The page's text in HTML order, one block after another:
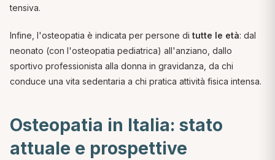
tensiva.
Infine, l'osteopatia è indicata per persone di tutte le età: dal
neonato (con l'osteopatia pediatrica) all'anziano, dallo
sportivo professionista alla donna in gravidanza, da chi
conduce una vita sedentaria a chi pratica attività fisica intensa.
Osteopatia in Italia: stato
attuale e prospettive